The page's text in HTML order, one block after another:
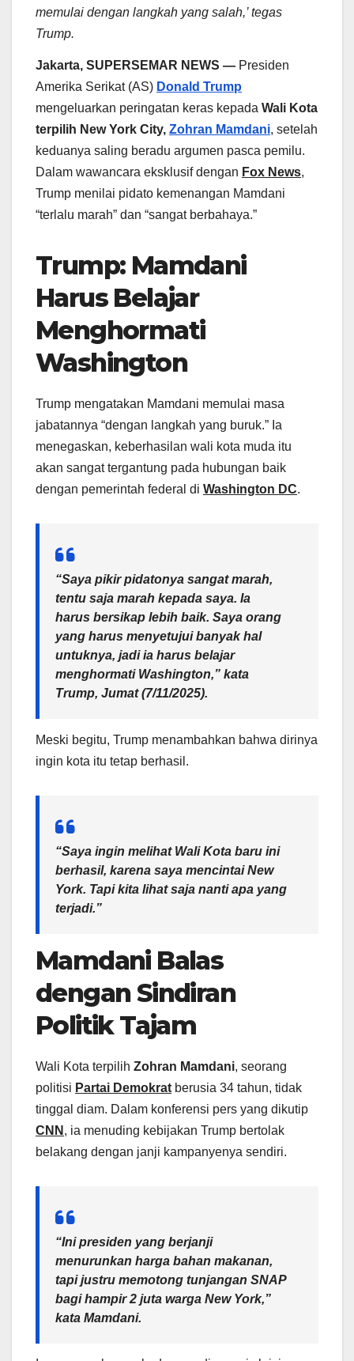
memulai dengan langkah yang salah,’ tegas
Trump.
Jakarta, SUPERSEMAR NEWS — Presiden
Amerika Serikat (AS) Donald Trump
mengeluarkan peringatan keras kepada Wali Kota
terpilih New York City, Zohran Mamdani, setelah
keduanya saling beradu argumen pasca pemilu.
Dalam wawancara eksklusif dengan Fox News,
Trump menilai pidato kemenangan Mamdani
“terlalu marah” dan “sangat berbahaya.”
Trump: Mamdani
Harus Belajar
Menghormati
Washington
Trump mengatakan Mamdani memulai masa
jabatannya “dengan langkah yang buruk.” Ia
menegaskan, keberhasilan wali kota muda itu
akan sangat tergantung pada hubungan baik
dengan pemerintah federal di Washington DC.
“Saya pikir pidatonya sangat marah,
tentu saja marah kepada saya. Ia
harus bersikap lebih baik. Saya orang
yang harus menyetujui banyak hal
untuknya, jadi ia harus belajar
menghormati Washington,” kata
Trump, Jumat (7/11/2025).
Meski begitu, Trump menambahkan bahwa dirinya
ingin kota itu tetap berhasil.
“Saya ingin melihat Wali Kota baru ini
berhasil, karena saya mencintai New
York. Tapi kita lihat saja nanti apa yang
terjadi.”
Mamdani Balas
dengan Sindiran
Politik Tajam
Wali Kota terpilih Zohran Mamdani, seorang
politisi Partai Demokrat berusia 34 tahun, tidak
tinggal diam. Dalam konferensi pers yang dikutip
CNN , ia menuding kebijakan Trump bertolak
belakang dengan janji kampanyenya sendiri.
“Ini presiden yang berjanji
menurunkan harga bahan makanan,
tapi justru memotong tunjangan SNAP
bagi hampir 2 juta warga New York,”
kata Mamdani.